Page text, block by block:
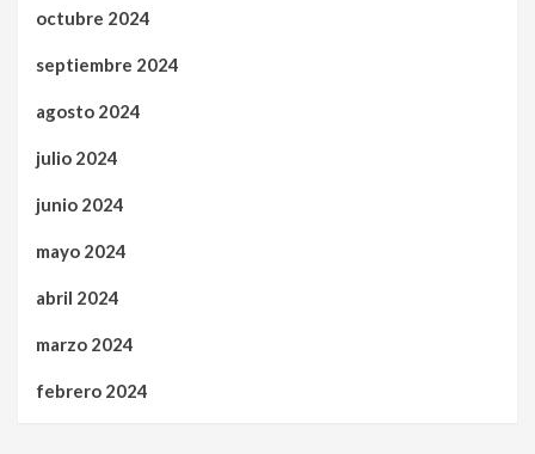
octubre 2024
septiembre 2024
agosto 2024
julio 2024
junio 2024
mayo 2024
abril 2024
marzo 2024
febrero 2024